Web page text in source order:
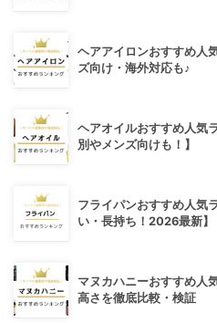
ヘアアイロンおすすめ人
ズ向け・海外対応も♪
ヘアオイルおすすめ人気
別やメンズ向けも！】
フライパンおすすめ人気
い・長持ち！2026最新】
マヌカハニーおすすめ人
高さを徹底比較・検証